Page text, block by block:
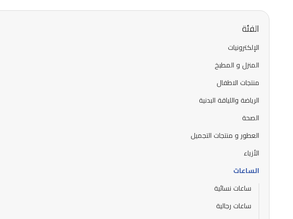
of
الفئة
الإلكترونيات
المنزل و المطبخ
منتجات الاطفال
الرياضة واللياقة البدنية
الصحة
العطور و منتجات التجميل
الأزياء
الساعات
ساعات نسائية
ساعات رجالية